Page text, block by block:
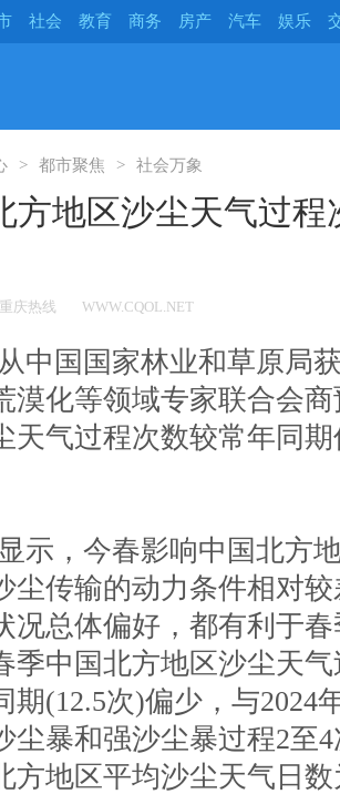
社会 教育 商务 房产 汽车 娱乐
都市聚焦 社会万象
方地区沙尘天气过
重庆热线 WWW.CQOL.NET
中国国家林业和草原局
漠化等领域专家联合会
天气过程次数较常年同
示，今春影响中国北方
尘传输的动力条件相对
况总体偏好，都有利于
季中国北方地区沙尘天
期(12.5次)偏少，与2024
尘暴和强沙尘暴过程2至
方地区平均沙尘天气日